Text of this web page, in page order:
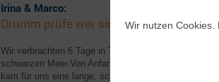
Irina & Marco:
Drumm prüfe wer sich ewig bindet!
Wir verbrachten 6 Tage in Tbilisi und den Rest in
schwarzen Meer.Von Anfang an verstanden wir uns
kam für uns eine lange, schwierige Zeit, da wir uns
Wir nutzen Cookies.